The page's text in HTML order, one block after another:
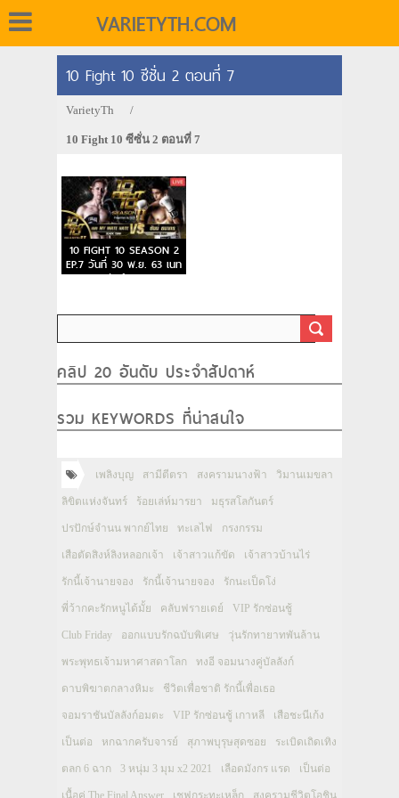
VARIETYTH.COM
10 Fight 10 ซีซั่น 2 ตอนที่ 7
VarietyTh /
10 Fight 10 ซีซั่น 2 ตอนที่ 7
10 FIGHT 10 SEASON 2
EP.7 วันที่ 30 พ.ย. 63 เนท
VS ธันน์ ธนากร
คลิป 20 อันดับ ประจำสัปดาห์
รวม KEYWORDS ที่น่าสนใจ
เพลิงบุญ สามีตีตรา สงครามนางฟ้า วิมานเมขลา
ลิขิตแห่งจันทร์ ร้อยเล่ห์มารยา มธุรสโลกันตร์
ปรปักษ์จำนน พากย์ไทย ทะเลไฟ กรงกรรม
เสือตัดสิงห์ลิงหลอกเจ้า เจ้าสาวแก้ขัด เจ้าสาวบ้านไร่
รักนี้เจ้านายจอง รักนี้เจ้านายจอง รักนะเป็ดโง่
พี่ว้ากคะรักหนูได้มั้ย คลับฟรายเดย์ VIP รักซ่อนชู้
Club Friday ออกแบบรักฉบับพิเศษ วุ่นรักทายาทพันล้าน
พระพุทธเจ้ามหาศาสดาโลก ทงอี จอมนางคู่บัลลังก์
ดาบพิฆาตกลางหิมะ ชีวิตเพื่อชาติ รักนี้เพื่อเธอ
จอมราชันบัลลังก์อมตะ VIP รักซ่อนชู้ เกาหลี เสือชะนีเก้ง
เป็นต่อ หกฉากครับจารย์ สุภาพบุรุษสุดซอย ระเบิดเถิดเทิง
ตลก 6 ฉาก 3 หนุ่ม 3 มุม x2 2021 เลือดมังกร แรด เป็นต่อ
เนื้อคู่ The Final Answer เชฟกระทะเหล็ก สงครามชีวิตโอชิน